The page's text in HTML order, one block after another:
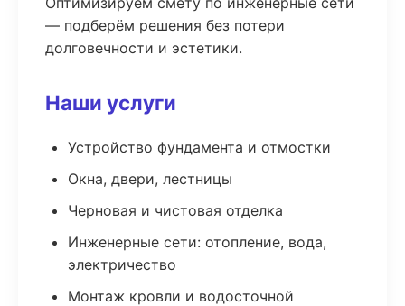
— подберём решения без потери
долговечности и эстетики.
Наши услуги
Устройство фундамента и отмостки
Окна, двери, лестницы
Черновая и чистовая отделка
Инженерные сети: отопление, вода,
электричество
Монтаж кровли и водосточной